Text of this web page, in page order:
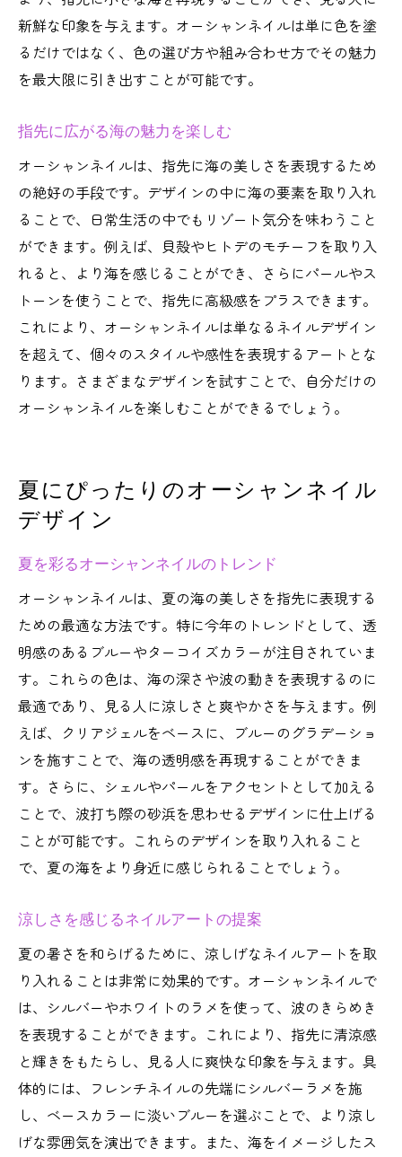
新鮮な印象を与えます。オーシャンネイルは単に色を塗
るだけではなく、色の選び方や組み合わせ方でその魅力
を最大限に引き出すことが可能です。
指先に広がる海の魅力を楽しむ
オーシャンネイルは、指先に海の美しさを表現するため
の絶好の手段です。デザインの中に海の要素を取り入れ
ることで、日常生活の中でもリゾート気分を味わうこと
ができます。例えば、貝殻やヒトデのモチーフを取り入
れると、より海を感じることができ、さらにパールやス
トーンを使うことで、指先に高級感をプラスできます。
これにより、オーシャンネイルは単なるネイルデザイン
を超えて、個々のスタイルや感性を表現するアートとな
ります。さまざまなデザインを試すことで、自分だけの
オーシャンネイルを楽しむことができるでしょう。
夏にぴったりのオーシャンネイル
デザイン
夏を彩るオーシャンネイルのトレンド
オーシャンネイルは、夏の海の美しさを指先に表現する
ための最適な方法です。特に今年のトレンドとして、透
明感のあるブルーやターコイズカラーが注目されていま
す。これらの色は、海の深さや波の動きを表現するのに
最適であり、見る人に涼しさと爽やかさを与えます。例
えば、クリアジェルをベースに、ブルーのグラデーショ
ンを施すことで、海の透明感を再現することができま
す。さらに、シェルやパールをアクセントとして加える
ことで、波打ち際の砂浜を思わせるデザインに仕上げる
ことが可能です。これらのデザインを取り入れること
で、夏の海をより身近に感じられることでしょう。
涼しさを感じるネイルアートの提案
夏の暑さを和らげるために、涼しげなネイルアートを取
り入れることは非常に効果的です。オーシャンネイルで
は、シルバーやホワイトのラメを使って、波のきらめき
を表現することができます。これにより、指先に清涼感
と輝きをもたらし、見る人に爽快な印象を与えます。具
体的には、フレンチネイルの先端にシルバーラメを施
し、ベースカラーに淡いブルーを選ぶことで、より涼し
げな雰囲気を演出できます。また、海をイメージしたス